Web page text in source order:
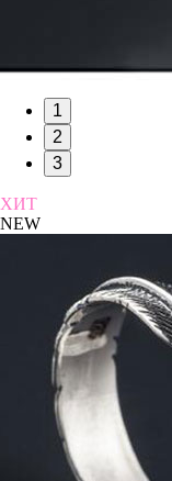
1
2
3
ХИТ
NEW